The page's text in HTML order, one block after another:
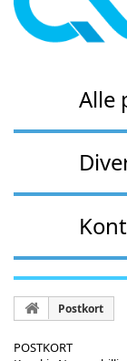
Alle
Postkort
POSTKORT